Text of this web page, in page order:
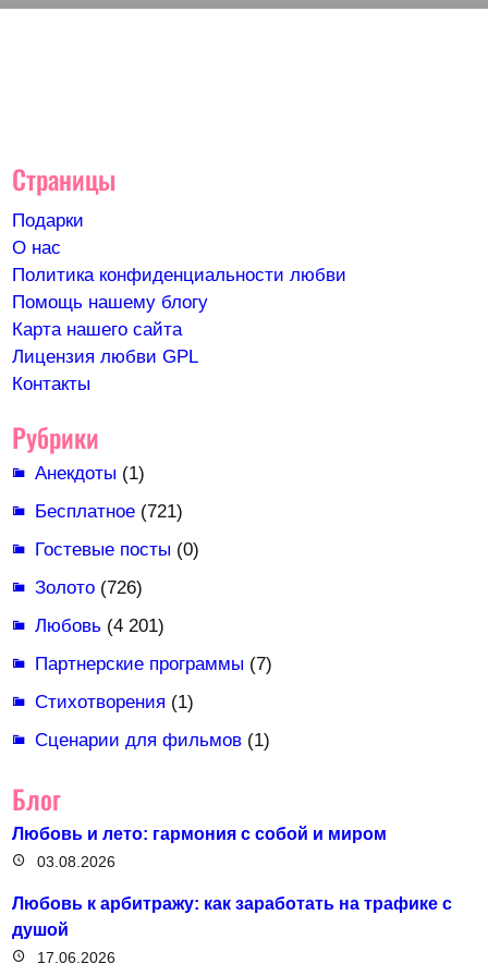
Страницы
Подарки
О нас
Политика конфиденциальности любви
Помощь нашему блогу
Карта нашего сайта
Лицензия любви GPL
Контакты
Рубрики
Анекдоты (1)
Бесплатное(721)
Гостевые посты (0)
Золото(726)
Любовь(4 201)
Партнерские программы (7)
Стихотворения (1)
Сценарии для фильмов(1)
Блог
Любовь и лето: гармония с собой и миром
03.08.2026
Любовь к арбитражу: как заработать на трафике с
душой
17.06.2026